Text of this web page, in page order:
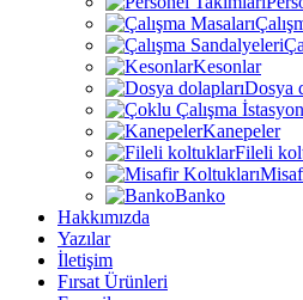
Kesonlar
Dosya
Kanepeler
Fileli
Banko
Hakkımızda
Yazılar
İletişim
Fırsat Ürünleri